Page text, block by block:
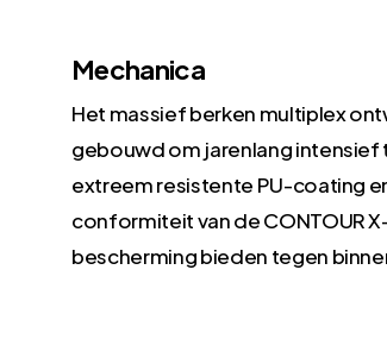
Mechanica
Het massief berken multiplex
gebouwd om jarenlang
extreem resistente PU-coating
conformiteit van de CONTOUR
bescherming bieden tegen